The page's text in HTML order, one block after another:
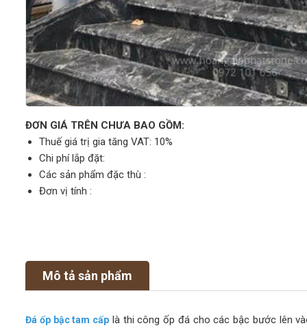
ĐƠN GIÁ TRÊN CHƯA BAO GỒM:
Thuế giá trị gia tăng VAT: 10%
Chi phí lắp đặt:
Các sản phẩm đặc thù :
Đơn vị tính :
Mô tả sản phẩm
Đá ốp bậc tam cấp là thi công ốp đá cho các bậc bước lên